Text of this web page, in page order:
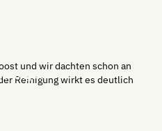
und wir dachten schon an
Reinigung wirkt es deutlich